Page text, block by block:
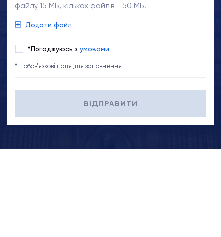
файлу 15 МБ, кількох файлів - 50 МБ.
Додати файл
*Погоджуюсь з умовами
* - обов'язкові поля для заповнення
ВІДПРАВИТИ